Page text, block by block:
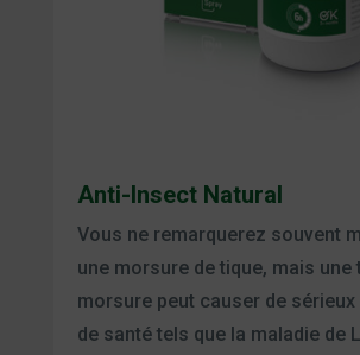
Anti-Insect Natural
Vous ne remarquerez souvent
une morsure de tique, mais une
morsure peut causer de
de santé tels que la maladie de